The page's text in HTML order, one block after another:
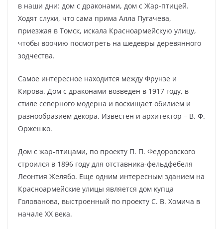
в наши дни: дом с драконами, дом с Жар-птицей.
Ходят слухи, что сама прима Алла Пугачева,
приезжая в Томск, искала Красноармейскую улицу,
чтобы воочию посмотреть на шедевры деревянного
зодчества.
Самое интересное находится между Фрунзе и
Кирова. Дом с драконами возведен в 1917 году, в
стиле северного модерна и восхищает обилием и
разнообразием декора. Известен и архитектор – В. Ф.
Оржешко.
Дом с жар-птицами, по проекту П. П. Федоровского
строился в 1896 году для отставника-фельдфебеля
Леонтия Желябо. Еще одним интересным зданием на
Красноармейские улицы является дом купца
Голованова, выстроенный по проекту С. В. Хомича в
начале XX века.